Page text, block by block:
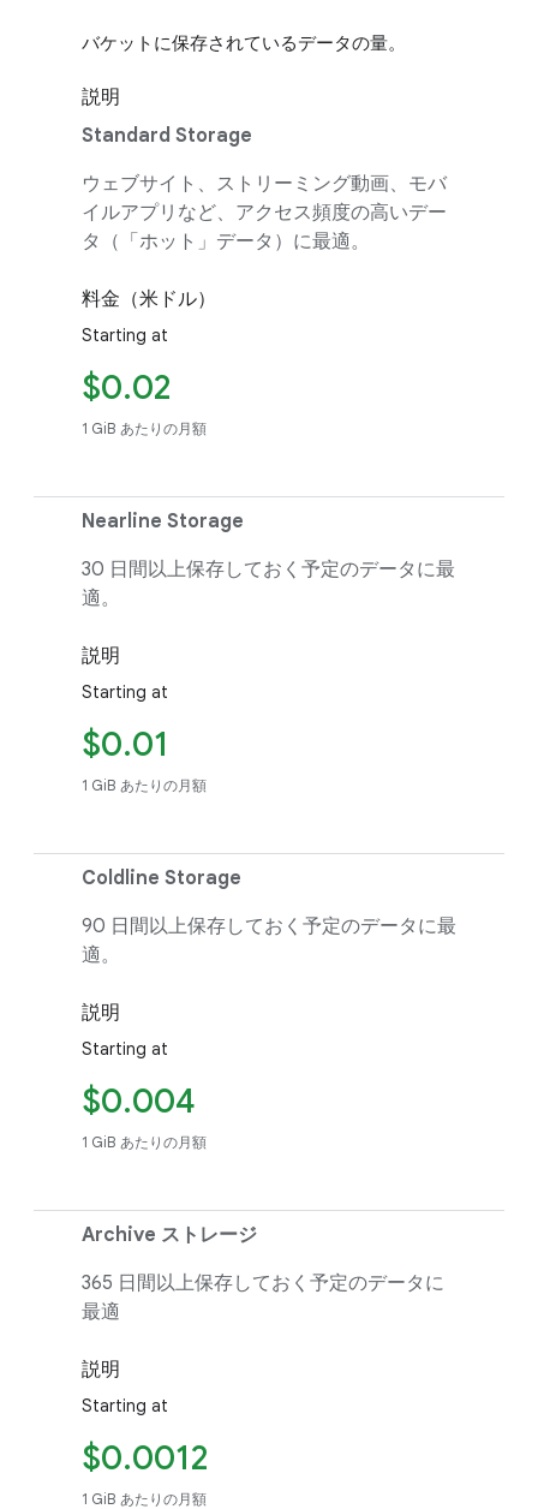
バケットに保存されているデータの量。
説明
Standard Storage
ウェブサイト、ストリーミング動画、モバ
イルアプリなど、アクセス頻度の高いデー
タ（「ホット」データ）に最適。
料金（米ドル）
Starting at
$0.02
1 GiB あたりの月額
Nearline Storage
30 日間以上保存しておく予定のデータに最
適。
説明
Starting at
$0.01
1 GiB あたりの月額
Coldline Storage
90 日間以上保存しておく予定のデータに最
適。
説明
Starting at
$0.004
1 GiB あたりの月額
Archive ストレージ
365 日間以上保存しておく予定のデータに
最適
説明
Starting at
$0.0012
1 GiB あたりの月額